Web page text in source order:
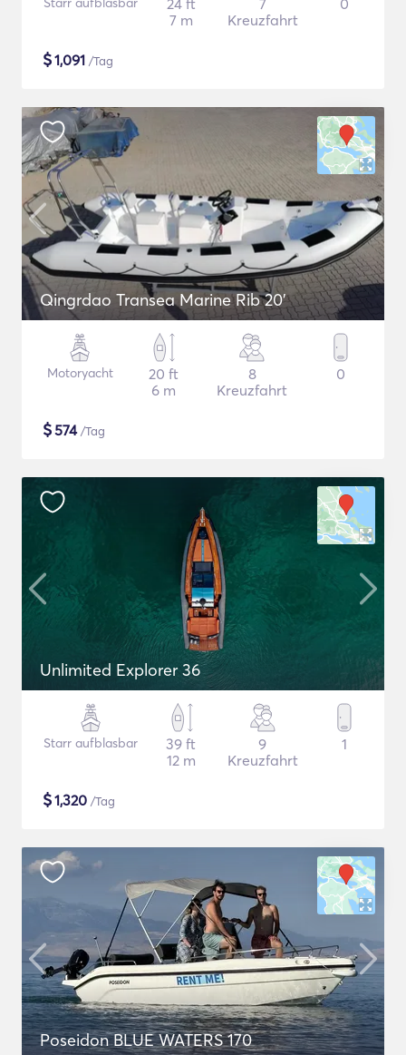
24 ft
7 m
7
Kreuzfahrt
0
$1,091 /Tag
Qingrdao Transea Marine Rib 20'
Motoryacht
20 ft
6 m
8
Kreuzfahrt
0
$574/Tag
Unlimited Explorer 36
Starr aufblasbar
39 ft
12 m
9
Kreuzfahrt
1
$1,320 /Tag
Poseidon BLUE WATERS 170